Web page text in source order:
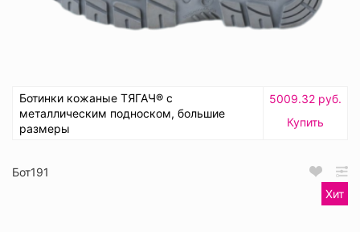
Ботинки кожаные ТЯГАЧ® с
металлическим подноском, большие
размеры
5009.32 руб.
Купить
Бот191
Хит